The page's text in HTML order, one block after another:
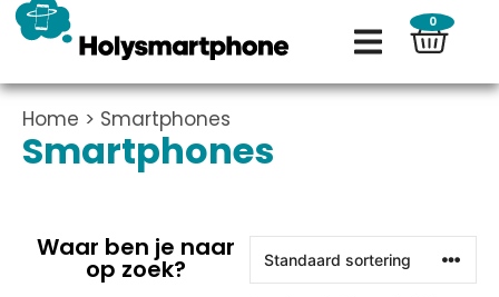
0
Home > Smartphones
Smartphones
Waar ben je naar
op zoek?